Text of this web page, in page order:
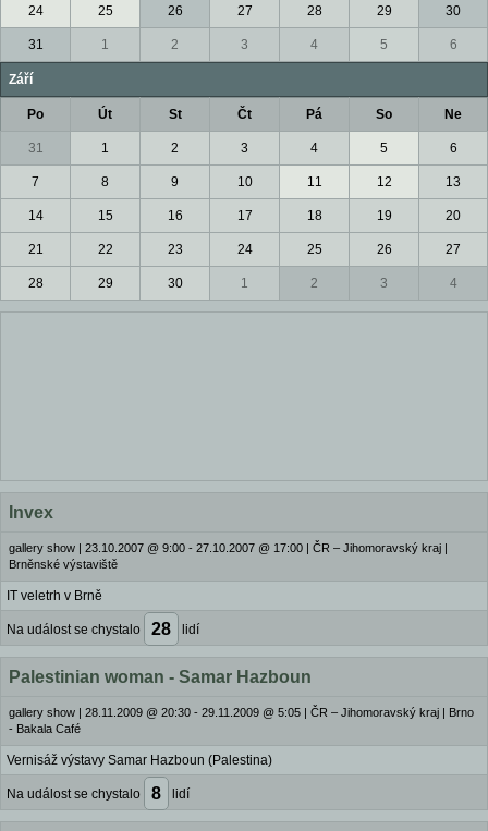
24 25 26 27 28 29 30
31 1 2 3 4 5 6
Září
Po Út St Čt Pá So Ne
31 1 2 3 4 5 6
7 8 9 10 11 12 13
14 15 16 17 18 19 20
21 22 23 24 25 26 27
28 29 30 1 2 3 4
Invex
gallery show | 23.10.2007 @ 9:00 - 27.10.2007 @ 17:00 | ČR – Jihomoravský kraj |
Brněnské výstaviště
IT veletrh v Brně
Na událost se chystalo 28 lidí
Palestinian woman - Samar Hazboun
gallery show | 28.11.2009 @ 20:30 - 29.11.2009 @ 5:05 | ČR – Jihomoravský kraj | Brno
- Bakala Café
Vernisáž výstavy Samar Hazboun (Palestina)
Na událost se chystalo 8 lidí